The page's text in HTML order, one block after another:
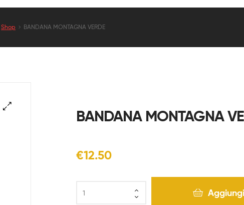
Shop BANDANA MONTAGNA VERDE
BANDANA MONTAGNA
€12.50